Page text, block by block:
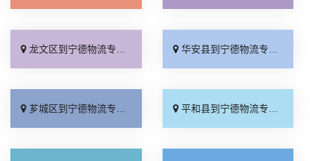
龙文区到宁德物流专线_资质齐全「省事省心」 华安县到宁德物流专线_门到门配送「资质齐全」
芗城区到宁德物流专线_专业靠谱「诚信经营」 平和县到宁德物流专线_全境派送「多久时间」